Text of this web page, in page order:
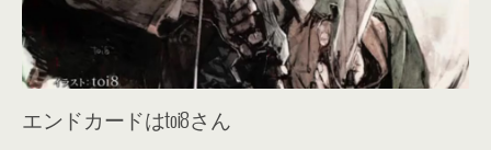
エンドカードはtoi8さん